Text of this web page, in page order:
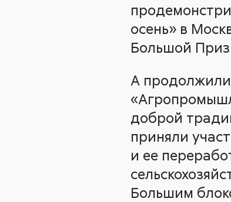
осень» в
Большой Приз
А
доброй
приняли
и ее
Большим